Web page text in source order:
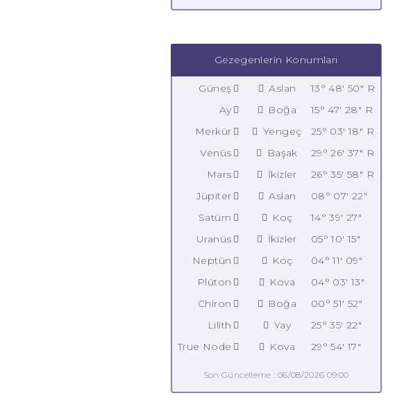
Gezegenlerin Konumları
Güneş Aslan
13° 48' 50" R
Ay
Boğa
15° 47' 28" R
Merkür
Yengeç
25° 03' 18" R
Venüs
Başak
29° 26' 37" R
Mars
İkizler
26° 35' 58" R
Jüpiter
Aslan
08° 07' 22"
Satürn
Koç
14° 39' 27"
Uranüs
İkizler
05° 10' 15"
Neptün
Koç
04° 11' 09"
Plüton
Kova
04° 03' 13"
Chiron
Boğa
00° 51' 52"
Lilith
Yay
25° 35' 22"
True Node
Kova 29° 54' 17"
Son Güncelleme : 06/08/2026 09:00